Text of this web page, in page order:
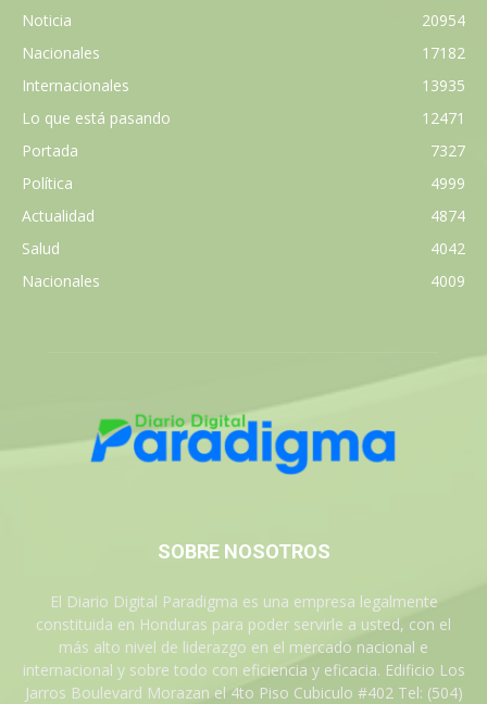
Noticia
20954
Nacionales
17182
Internacionales
13935
Lo que está pasando
12471
Portada
7327
Política
4999
Actualidad
4874
Salud
4042
Nacionales
4009
SOBRE NOSOTROS
El Diario Digital Paradigma es una empresa legalmente
constituida en Honduras para poder servirle a usted, con el
más alto nivel de liderazgo en el mercado nacional e
internacional y sobre todo con eficiencia y eficacia. Edificio Los
Jarros Boulevard Morazan el 4to Piso Cubiculo #402 Tel: (504)